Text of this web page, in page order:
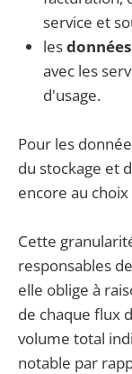
service et
les
avec les
d'usage.
Pour les
du stockage et
encore au
Cette
responsables
elle oblige à
de chaque flux
volume total
notable par